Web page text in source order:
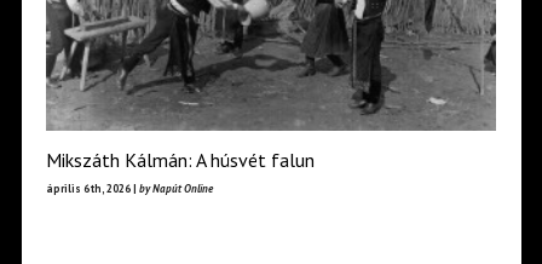
Mikszáth Kálmán: A húsvét falun
április 6th, 2026 | by Napút Online